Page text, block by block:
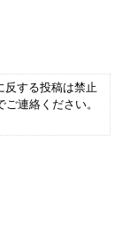
反する投稿は禁止
連絡ください。